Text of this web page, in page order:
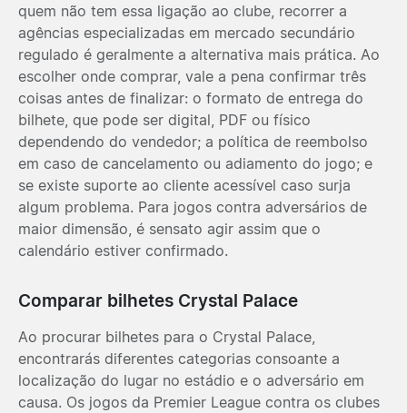
quem não tem essa ligação ao clube, recorrer a
agências especializadas em mercado secundário
regulado é geralmente a alternativa mais prática. Ao
escolher onde comprar, vale a pena confirmar três
coisas antes de finalizar: o formato de entrega do
bilhete, que pode ser digital, PDF ou físico
dependendo do vendedor; a política de reembolso
em caso de cancelamento ou adiamento do jogo; e
se existe suporte ao cliente acessível caso surja
algum problema. Para jogos contra adversários de
maior dimensão, é sensato agir assim que o
calendário estiver confirmado.
Comparar bilhetes Crystal Palace
Ao procurar bilhetes para o Crystal Palace,
encontrarás diferentes categorias consoante a
localização do lugar no estádio e o adversário em
causa. Os jogos da Premier League contra os clubes